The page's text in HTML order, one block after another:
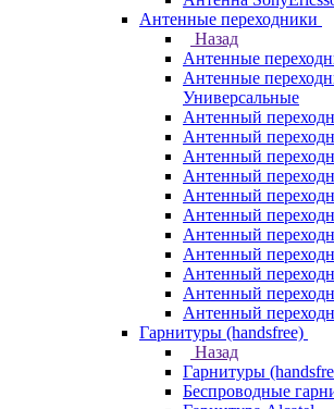
Антенные переходники
Назад
Антенные
Антенные
Универсальные
Антенный
Антенный
Антенный
Антенный
Антенный
Антенный
Антенный
Антенный
Антенный
Антенный
Антенный
Гарнитуры (handsfree)
Назад
Гарнитуры
Беспроводные